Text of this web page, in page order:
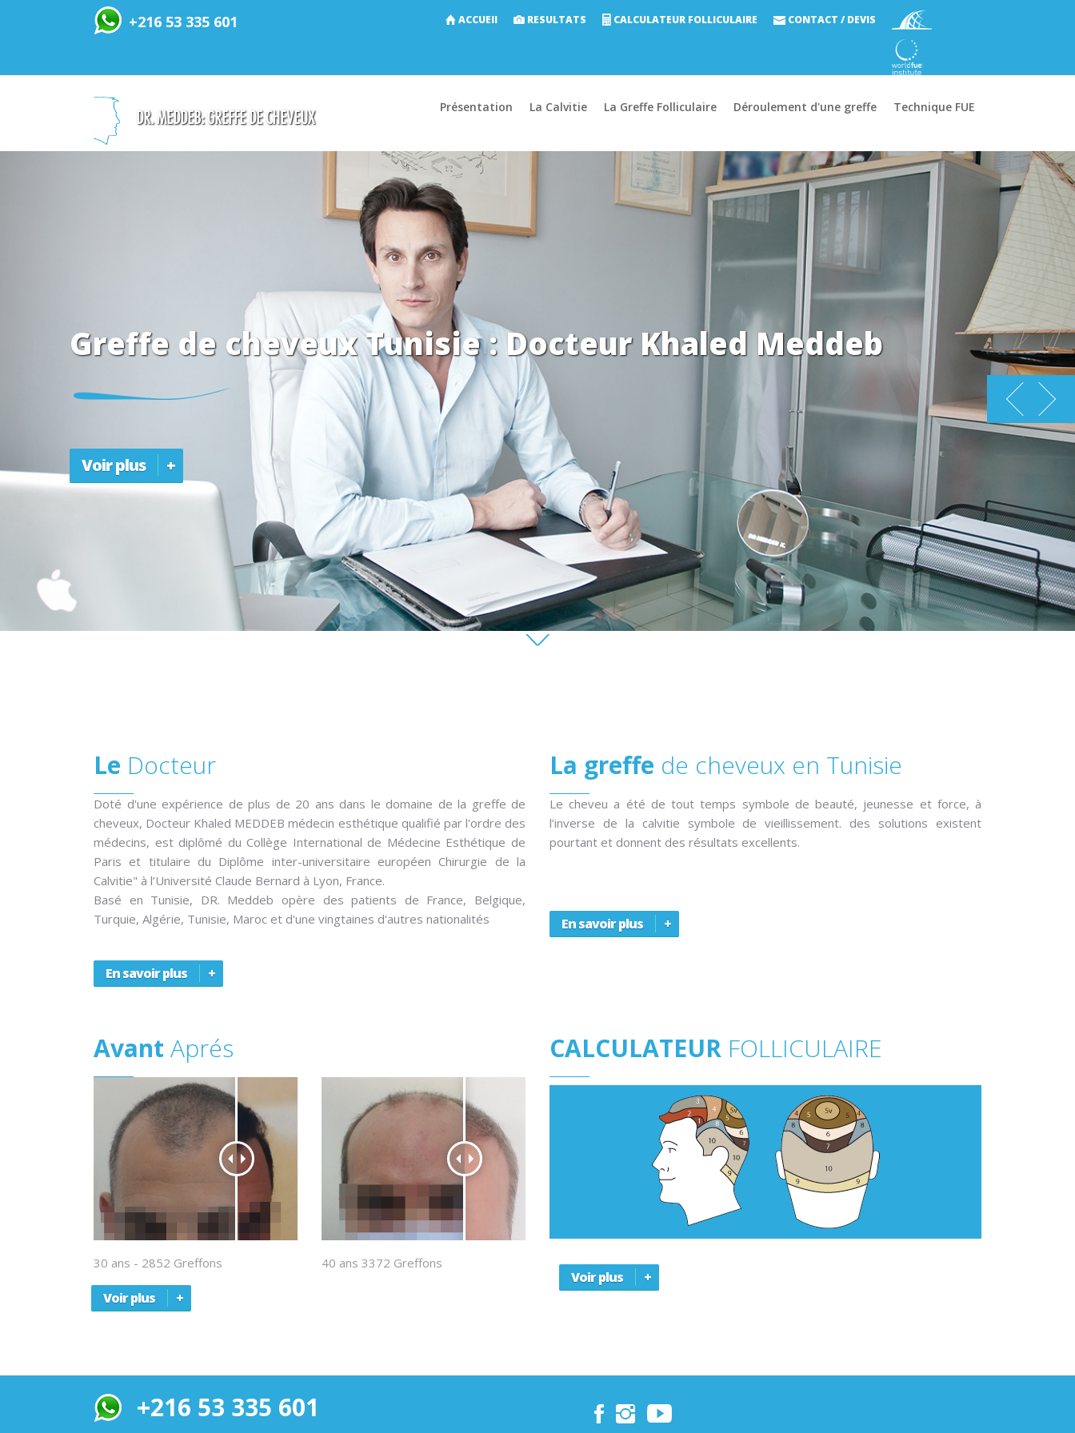
+216 53 335 601 ACCUEIl RESULTATS CALCULATEUR FOLLICULAIRE CONTACT / DEVIS
DR. MEDDEB: GREFFE DE CHEVEUX Présentation La Calvitie La Greffe Folliculaire Déroulement d'une greffe Technique FUE
Greffe de cheveux Tunisie : Docteur Khaled Meddeb
Voir plus
Le Docteur
Doté d'une expérience de plus de 20 ans dans le domaine de la greffe de
cheveux, Docteur Khaled MEDDEB médecin esthétique qualifié par l'ordre des
médecins, est diplômé du Collège International de Médecine Esthétique de
Paris et titulaire du Diplôme inter-universitaire européen Chirurgie de la
Calvitie" à l’Université Claude Bernard à Lyon, France.
Basé en Tunisie, DR. Meddeb opère des patients de France, Belgique,
Turquie, Algérie, Tunisie, Maroc et d'une vingtaines d'autres nationalités
En savoir plus
La greffe de cheveux en Tunisie
Le cheveu a été de tout temps symbole de beauté, jeunesse et force, à
l’inverse de la calvitie symbole de vieillissement. des solutions existent
pourtant et donnent des résultats excellents.
En savoir plus
Avant Aprés
30 ans - 2852 Greffons 40 ans 3372 Greffons
Voir plus
CALCULATEUR FOLLICULAIRE
Voir plus
+216 53 335 601